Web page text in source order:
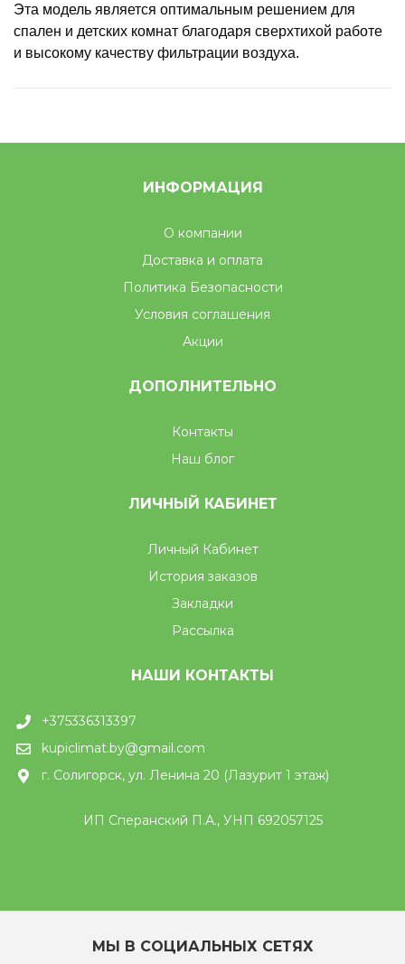
Эта модель является оптимальным решением для
спален и детских комнат благодаря сверхтихой работе
и высокому качеству фильтрации воздуха.
ИНФОРМАЦИЯ
О компании
Доставка и оплата
Политика Безопасности
Условия соглашения
Акции
ДОПОЛНИТЕЛЬНО
Контакты
Наш блог
ЛИЧНЫЙ КАБИНЕТ
Личный Кабинет
История заказов
Закладки
Рассылка
НАШИ КОНТАКТЫ
+375336313397
kupiclimat.by@gmail.com
г. Солигорск, ул. Ленина 20 (Лазурит 1 этаж)
ИП Сперанский П.А., УНП 692057125
МЫ В СОЦИАЛЬНЫХ СЕТЯХ